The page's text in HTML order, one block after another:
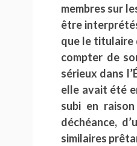
membres sur
être
que le titulaire
compter de
sérieux dans
elle avait été
subi en
déchéance,
similaires